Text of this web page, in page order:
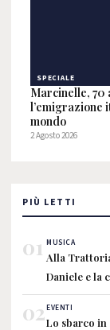
SPECIALE
Marcinelle, 70
l’emigrazione
mondo
2 Agosto 2026
PIÙ LETTI
01 MUSICA
Alla
Daniele e la
02EVENTI
Lo sbarco in